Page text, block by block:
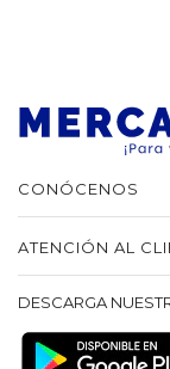
CONÓCENOS
ATENCIÓN AL
DESCARGA